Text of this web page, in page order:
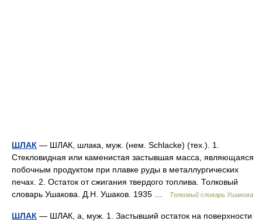
ШЛАК — ШЛАК, шлака, муж. (нем. Schlacke) (тех.). 1.
Стекловидная или каменистая застывшая масса, являющаяся
побочным продуктом при плавке руды в металлургических
печах. 2. Остаток от сжигания твердого топлива. Толковый
словарь Ушакова. Д.Н. Ушаков. 1935 …
Толковый словарь Ушакова
ШЛАК — ШЛАК, а, муж. 1. Застывший остаток на поверхности